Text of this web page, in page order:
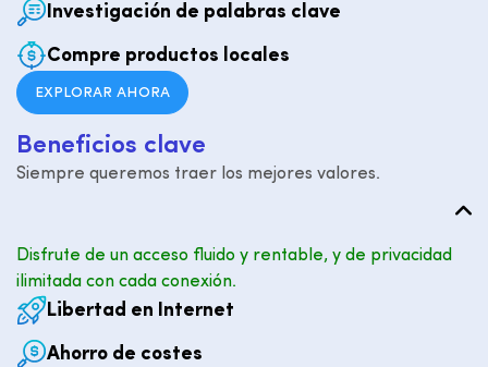
Investigación de palabras clave
Compre productos locales
EXPLORAR AHORA
Beneficios clave
Siempre queremos traer los mejores valores.
Disfrute de un acceso fluido y rentable, y de privacidad
ilimitada con cada conexión.
Libertad en Internet
Ahorro de costes